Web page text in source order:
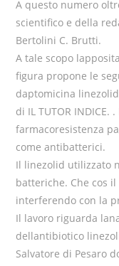
A questo numero
scientifico e della
Bertolini C. Brutti.
A tale scopo
figura propone le
daptomicina
di IL TUTOR
farmacoresistenza
come antibatterici.
Il linezolid utilizzato
batteriche. Che cos
interferendo con la
Il lavoro riguarda
dellantibiotico
Salvatore di Pesaro